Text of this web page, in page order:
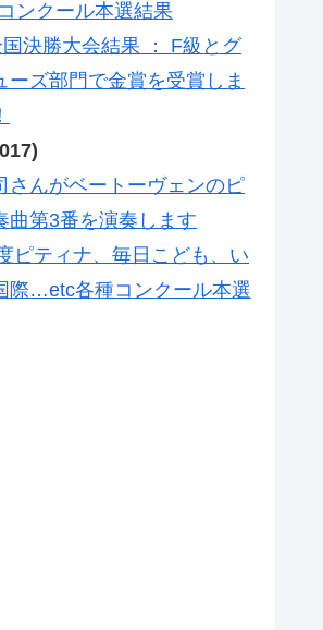
ンクール本選結果
決勝大会結果 ： F級とグ
ーズ部門で金賞を受賞しま
さんがベートーヴェンのピ
曲第3番を演奏します
ピティナ、毎日こども、い
際…etc各種コンクール本選